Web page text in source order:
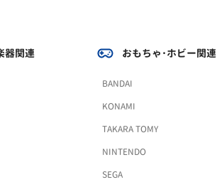
器関連 おもちゃ･ホビー関連
BANDAI
KONAMI
TAKARA TOMY
NINTENDO
SEGA